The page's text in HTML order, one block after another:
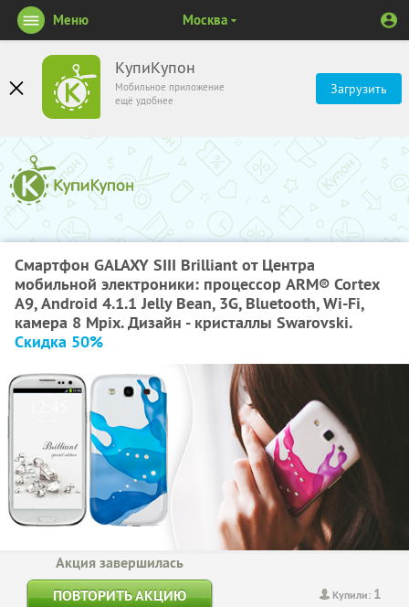
КупиКупон
Мобильное приложение
ещё удобнее
Загрузить
Меню Москва
Смартфон GALAXY SIII Brilliant от Центра
мобильной электроники: процессор ARM® Cortex
А9, Android 4.1.1 Jelly Bean, 3G, Bluetooth, Wi-Fi,
камера 8 Mpix. Дизайн - кристаллы Swarovski.
Скидка 50%
Купили: 1
Акция завершилась
ПОВТОРИТЬ АКЦИЮ